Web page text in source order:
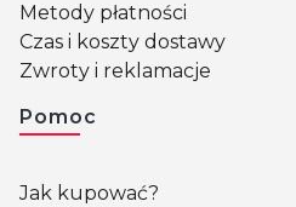
Metody płatności
Czas i koszty dostawy
Zwroty i reklamacje
Pomoc
Jak kupować?